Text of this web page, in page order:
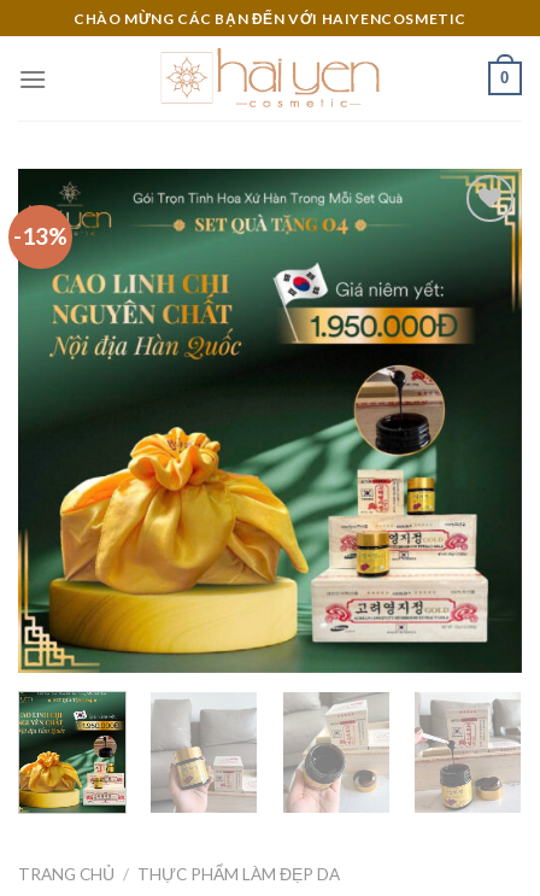
content
CHÀO MỪNG CÁC BẠN ĐẾN VỚI HAIYENCOSMETIC
0
-13%
TRANG CHỦ / THỰC PHẨM LÀM ĐẸP DA